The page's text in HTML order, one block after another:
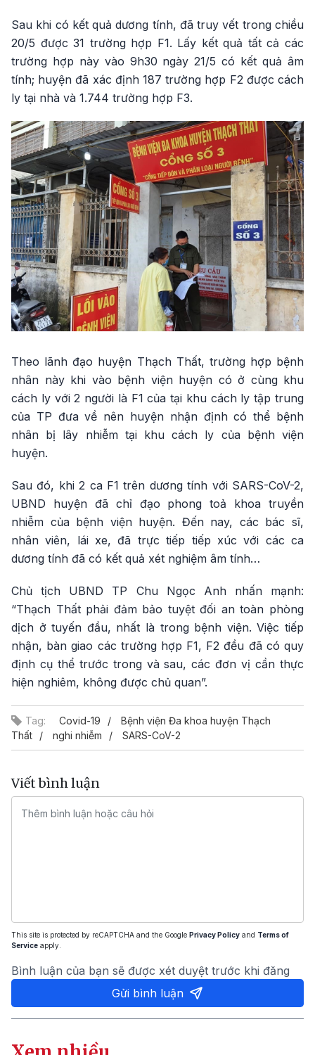
Sau khi có kết quả dương tính, đã truy vết trong chiều
20/5 được 31 trường hợp F1. Lấy kết quả tất cả các
trường hợp này vào 9h30 ngày 21/5 có kết quả âm
tính; huyện đã xác định 187 trường hợp F2 được cách
ly tại nhà và 1.744 trường hợp F3.
Theo lãnh đạo huyện Thạch Thất, trường hợp bệnh
nhân này khi vào bệnh viện huyện có ở cùng khu
cách ly với 2 người là F1 của tại khu cách ly tập trung
của TP đưa về nên huyện nhận định có thể bệnh
nhân bị lây nhiễm tại khu cách ly của bệnh viện
huyện.
Sau đó, khi 2 ca F1 trên dương tính với SARS-CoV-2,
UBND huyện đã chỉ đạo phong toả khoa truyền
nhiễm của bệnh viện huyện. Đến nay, các bác sĩ,
nhân viên, lái xe, đã trực tiếp tiếp xúc với các ca
dương tính đã có kết quả xét nghiệm âm tính…
Chủ tịch UBND TP Chu Ngọc Anh nhấn mạnh:
“Thạch Thất phải đảm bảo tuyệt đối an toàn phòng
dịch ở tuyến đầu, nhất là trong bệnh viện. Việc tiếp
nhận, bàn giao các trường hợp F1, F2 đều đã có quy
định cụ thể trước trong và sau, các đơn vị cần thực
hiện nghiêm, không được chủ quan”.
Tag: Covid-19
Bệnh viện Đa khoa huyện Thạch
Thất
nghi nhiễm SARS-CoV-2
Viết bình luận
This site is protected by reCAPTCHA and the Google Privacy Policy and Terms of
Service apply.
Bình luận của bạn sẽ được xét duyệt trước khi đăng
Gửi bình luận